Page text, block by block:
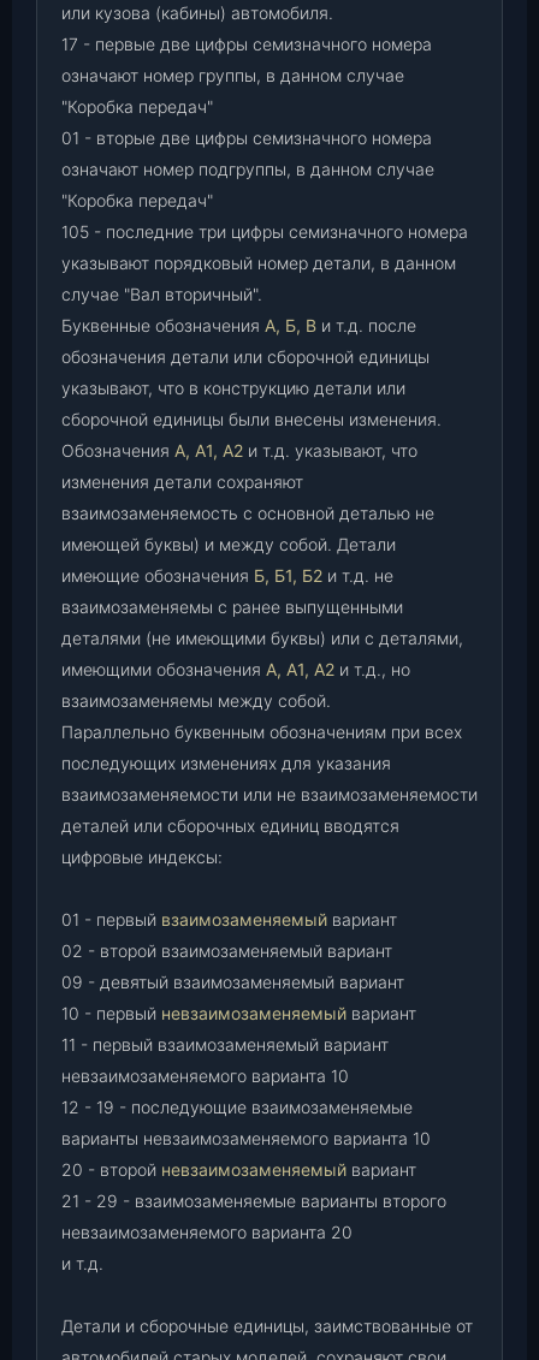
или кузова (кабины) автомобиля.
17 - первые две цифры семизначного номера
означают номер группы, в данном случае
"Коробка передач"
01 - вторые две цифры семизначного номера
означают номер подгруппы, в данном случае
"Коробка передач"
105 - последние три цифры семизначного номера
указывают порядковый номер детали, в данном
случае "Вал вторичный".
Буквенные обозначения А, Б, В и т.д. после
обозначения детали или сборочной единицы
указывают, что в конструкцию детали или
сборочной единицы были внесены изменения.
Обозначения А, А1, А2 и т.д. указывают, что
изменения детали сохраняют
взаимозаменяемость с основной деталью не
имеющей буквы) и между собой. Детали
имеющие обозначения Б, Б1, Б2 и т.д. не
взаимозаменяемы с ранее выпущенными
деталями (не имеющими буквы) или с деталями,
имеющими обозначения А, А1, А2 и т.д., но
взаимозаменяемы между собой.
Параллельно буквенным обозначениям при всех
последующих изменениях для указания
взаимозаменяемости или не взаимозаменяемости
деталей или сборочных единиц вводятся
цифровые индексы:
01 - первый взаимозаменяемый вариант
02 - второй взаимозаменяемый вариант
09 - девятый взаимозаменяемый вариант
10 - первый невзаимозаменяемый вариант
11 - первый взаимозаменяемый вариант
невзаимозаменяемого варианта 10
12 - 19 - последующие взаимозаменяемые
варианты невзаимозаменяемого варианта 10
20 - второй невзаимозаменяемый вариант
21 - 29 - взаимозаменяемые варианты второго
невзаимозаменяемого варианта 20
и т.д.
Детали и сборочные единицы, заимствованные от